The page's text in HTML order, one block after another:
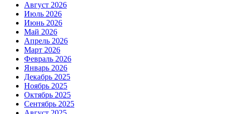
Август 2026
Июль 2026
Июнь 2026
Май 2026
Апрель 2026
Март 2026
Февраль 2026
Январь 2026
Декабрь 2025
Ноябрь 2025
Октябрь 2025
Сентябрь 2025